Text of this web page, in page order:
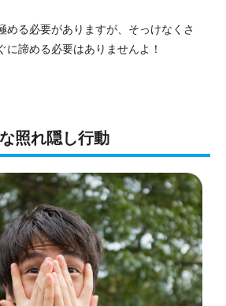
める必要がありますが、そっけなくさ
に諦める必要はありませんよ！
照れ隠し行動